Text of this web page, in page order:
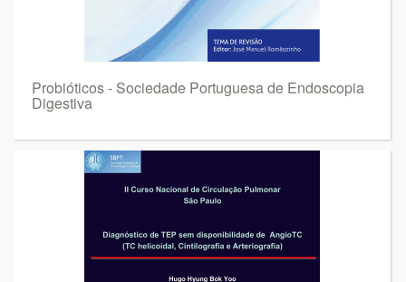
Probióticos - Sociedade Portuguesa de Endoscopia
Digestiva